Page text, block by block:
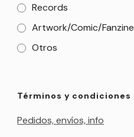
Records
Artwork/Comic/Fanzine
Otros
Términos y condiciones
Pedidos, envíos, info